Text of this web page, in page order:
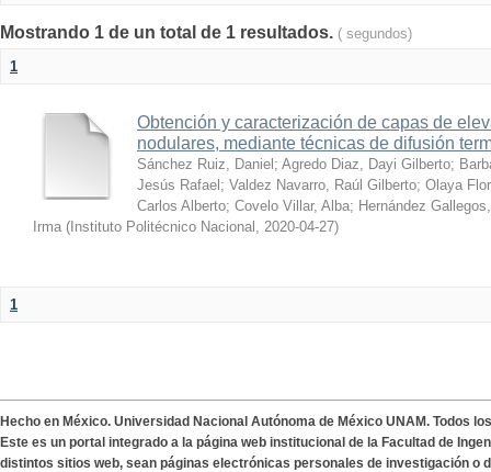
Mostrando 1 de un total de 1 resultados. ( segundos)
1
Obtención y caracterización de capas de
nodulares, mediante técnicas de difusión
Sánchez Ruiz, Daniel ; Agredo Diaz, Dayi Gilberto;
Jesús Rafael ; Valdez Navarro, Raúl Gilberto; Olaya
Carlos Alberto; Covelo Villar, Alba; Hernández
Irma ( Instituto Politécnico Nacional , 2020-04-27)
1
Hecho en México. Universidad Nacional Autónoma de México UNAM. Todos
Este es un portal integrado a la página web institucional de la Facultad de
distintos sitios web, sean páginas electrónicas personales de investigación o